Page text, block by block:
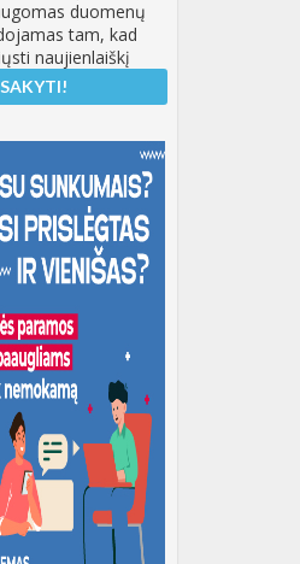
duomenų
tam, kad
naujienlaiškį